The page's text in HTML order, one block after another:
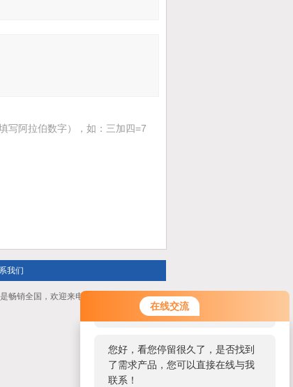
在线交流
您好！欢迎前来咨询，很高兴为您
服务，请问您要咨询什么问题呢？
您好，看您停留很久了，是否找到
了需求产品，您可以直接在线与我
联系！
写阿拉伯数字），如：三加四=7
我们
畅销全国，欢迎来电咨询！